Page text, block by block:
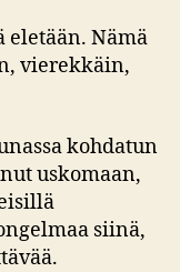
eletään. Nämä
vierekkäin,
kohdatun
uskomaan,
siinä,